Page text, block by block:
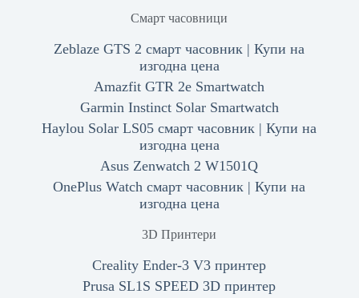
Смарт часовници
Zeblaze GTS 2 смарт часовник | Купи на
изгодна цена
Amazfit GTR 2e Smartwatch
Garmin Instinct Solar Smartwatch
Haylou Solar LS05 смарт часовник | Купи на
изгодна цена
Asus Zenwatch 2 W1501Q
OnePlus Watch смарт часовник | Купи на
изгодна цена
3D Принтери
Creality Ender-3 V3 принтер
Prusa SL1S SPEED 3D принтер